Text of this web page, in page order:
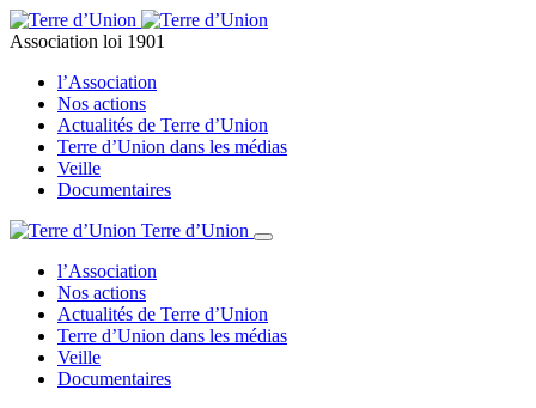
Association loi 1901
l’Association
Nos actions
Actualités de Terre d’Union
Terre d’Union dans les médias
Veille
Documentaires
Terre d’Union
l’Association
Nos actions
Actualités de Terre d’Union
Terre d’Union dans les médias
Veille
Documentaires